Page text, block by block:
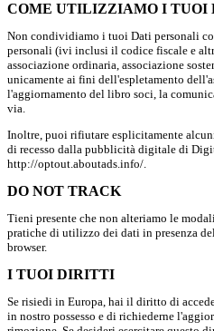
COME UTILIZZIAMO I TUOI
Non condividiamo i tuoi Dati personali
personali (ivi inclusi il codice fiscale e
associazione ordinaria, associazione
unicamente ai fini dell'espletamento
l'aggiornamento del libro soci, la
via.
Inoltre, puoi rifiutare esplicitamente
di recesso dalla pubblicità digitale di
http://optout.aboutads.info/.
DO NOT TRACK
Tieni presente che non alteriamo le
pratiche di utilizzo dei dati in presenza
browser.
I TUOI DIRITTI
Se risiedi in Europa, hai il diritto di
in nostro possesso e di richiederne